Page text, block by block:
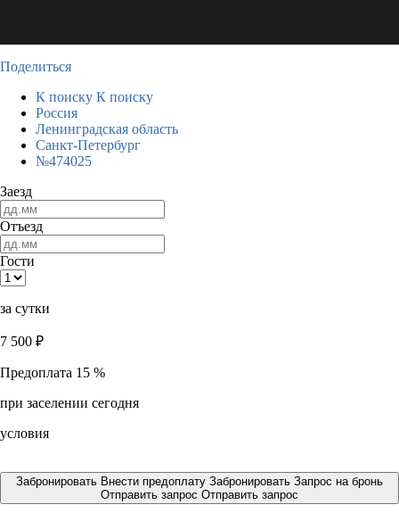
Поделиться
К поиску К поиску
Россия
Ленинградская область
Санкт-Петербург
№474025
Заезд
Отъезд
Гости
за сутки
7 500 ₽
Предоплата 15 %
при заселении сегодня
условия
Забронировать Внести предоплату Забронировать Запрос на бронь
Отправить запрос Отправить запрос